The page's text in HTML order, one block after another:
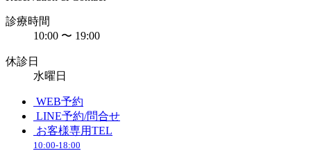
診療時間
10:00 〜 19:00
休診日
水曜日
WEB予約
LINE予約/問合せ
お客様専用TEL
10:00-18:00